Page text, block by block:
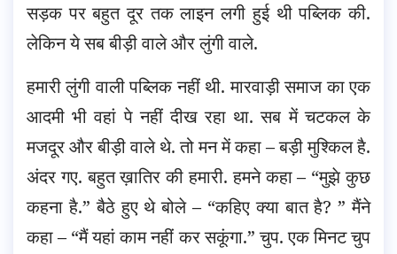
सड़क पर बहुत दूर तक लाइन लगी हुई थी पब्लिक की.
लेकिन ये सब बीड़ी वाले और लुंगी वाले.
हमारी लुंगी वाली पब्लिक नहीं थी. मारवाड़ी समाज का एक
आदमी भी वहां पे नहीं दीख रहा था. सब में चटकल के
मजदूर और बीड़ी वाले थे. तो मन में कहा – बड़ी मुश्किल है.
अंदर गए. बहुत ख़ातिर की हमारी. हमने कहा – “मुझे कुछ
कहना है.” बैठे हुए थे बोले – “कहिए क्या बात है? ” मैंने
कहा – “मैं यहां काम नहीं कर सकूंगा.” चुप. एक मिनट चुप